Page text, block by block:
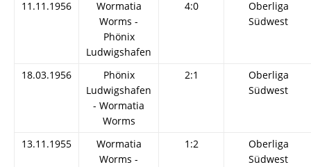
11.11.1956
Wormatia
Worms -
Phönix
Ludwigshafen
4:0
Oberliga
Südwest
18.03.1956
Phönix
Ludwigshafen
- Wormatia
Worms
2:1
Oberliga
Südwest
13.11.1955
Wormatia
Worms -
1:2
Oberliga
Südwest